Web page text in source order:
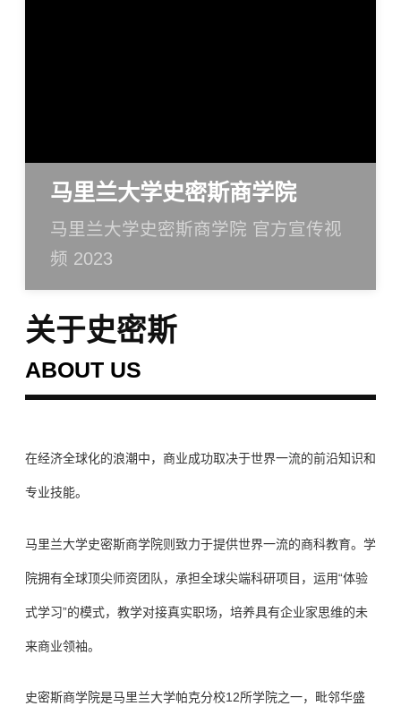
马里兰大学史密斯商学院
马里兰大学史密斯商学院 官方宣传视
频 2023
关于史密斯
ABOUT US
在经济全球化的浪潮中，商业成功取决于世界一流的前沿知识和
专业技能。
马里兰大学史密斯商学院则致力于提供世界一流的商科教育。学
院拥有全球顶尖师资团队，承担全球尖端科研项目，运用“体验
式学习”的模式，教学对接真实职场，培养具有企业家思维的未
来商业领袖。
史密斯商学院是马里兰大学帕克分校12所学院之一，毗邻华盛